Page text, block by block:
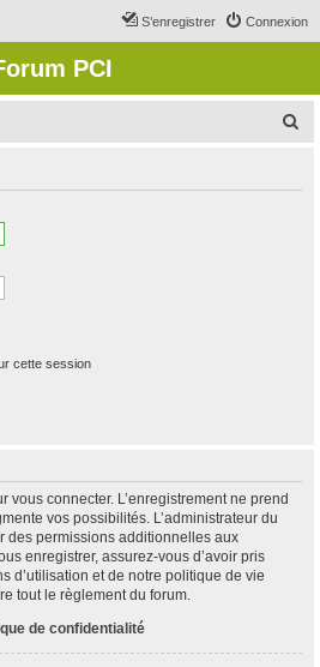
Connexion
S’enregistrer
PCI
cette session
vous connecter. L’enregistrement ne prend
vos possibilités. L’administrateur du
des permissions additionnelles aux
enregistrer, assurez-vous d’avoir pris
d’utilisation et de notre politique de vie
tout le règlement du forum.
de confidentialité